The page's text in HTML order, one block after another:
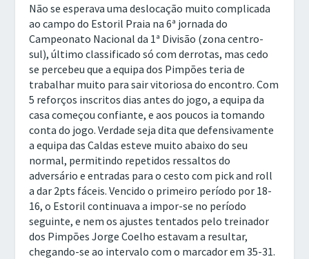
Não se esperava uma deslocação muito complicada
ao campo do Estoril Praia na 6ª jornada do
Campeonato Nacional da 1ª Divisão (zona centro-
sul), último classificado só com derrotas, mas cedo
se percebeu que a equipa dos Pimpões teria de
trabalhar muito para sair vitoriosa do encontro. Com
5 reforços inscritos dias antes do jogo, a equipa da
casa começou confiante, e aos poucos ia tomando
conta do jogo. Verdade seja dita que defensivamente
a equipa das Caldas esteve muito abaixo do seu
normal, permitindo repetidos ressaltos do
adversário e entradas para o cesto com pick and roll
a dar 2pts fáceis. Vencido o primeiro período por 18-
16, o Estoril continuava a impor-se no período
seguinte, e nem os ajustes tentados pelo treinador
dos Pimpões Jorge Coelho estavam a resultar,
chegando-se ao intervalo com o marcador em 35-31.